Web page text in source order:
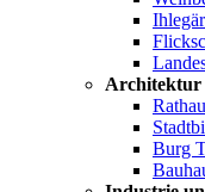
Architektur
Burg